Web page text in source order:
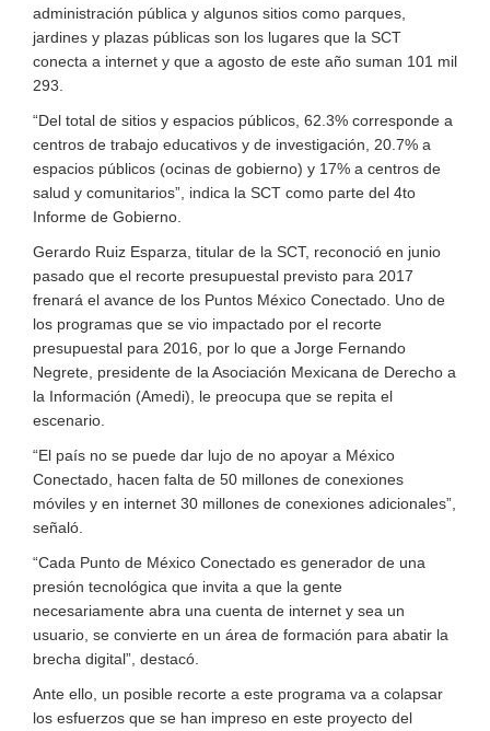
administración pública y algunos sitios como parques,
jardines y plazas públicas son los lugares que la SCT
conecta a internet y que a agosto de este año suman 101 mil
293.
“Del total de sitios y espacios públicos, 62.3% corresponde a
centros de trabajo educativos y de investigación, 20.7% a
espacios públicos (ocinas de gobierno) y 17% a centros de
salud y comunitarios”, indica la SCT como parte del 4to
Informe de Gobierno.
Gerardo Ruiz Esparza, titular de la SCT, reconoció en junio
pasado que el recorte presupuestal previsto para 2017
frenará el avance de los Puntos México Conectado. Uno de
los programas que se vio impactado por el recorte
presupuestal para 2016, por lo que a Jorge Fernando
Negrete, presidente de la Asociación Mexicana de Derecho a
la Información (Amedi), le preocupa que se repita el
escenario.
“El país no se puede dar lujo de no apoyar a México
Conectado, hacen falta de 50 millones de conexiones
móviles y en internet 30 millones de conexiones adicionales”,
señaló.
“Cada Punto de México Conectado es generador de una
presión tecnológica que invita a que la gente
necesariamente abra una cuenta de internet y sea un
usuario, se convierte en un área de formación para abatir la
brecha digital”, destacó.
Ante ello, un posible recorte a este programa va a colapsar
los esfuerzos que se han impreso en este proyecto del